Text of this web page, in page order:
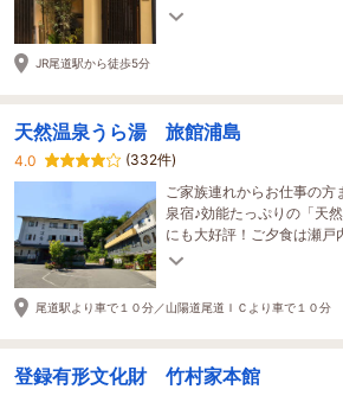
奨。専用駐車場はありませ
JR尾道駅から徒歩5分
天然温泉うら湯 旅館浦島
4.0
(332件)
ご家族連れからお仕事の
泉宿♪効能たっぷりの「天
にも大好評！ご夕食は瀬戸
鼓♪ほっこりするひと時を
尾道駅より車で１０分／山陽道尾道ＩＣより車で１０分
登録有形文化財 竹村家本館